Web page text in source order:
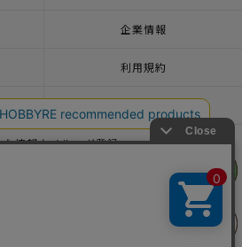
フェア
フェア
企業情報
利用規約
一緒に働こう♪求人情報
な情報♪メルマガ登録
CORPORATION ALL Rights Reserved